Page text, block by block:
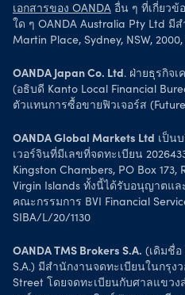
เอกสารของ OANDA อื่น ๆ ที่เกี่ยวข้
ใด ๆ OANDA Australia Pty Ltd มี
Martin Place, Sydney, NSW,
OANDA Japan Co. Ltd . ฝ่ายธุรกิจเ
(อธิบดี Kanto Local Financial
ตัวแทนการซื้อขายฟิวเจอร์ส
OANDA Global Markets Ltd เป็น
เวอร์จินที่มีเลขที่จดทะเบียน
Kingston Chambers, PO Box 173,
Virgin Islands ทั้งนี้ได้รับอนุญาตแ
คณะกรรมการ BVI Financial
SIBA/L/20/1130
OANDA TMS Brokers S.A. (เดิมชื่อ
S.A.) มีสำนักงานจดทะเบียนในกรุง
Street โดยจดทะเบียนกับศาลแขวง